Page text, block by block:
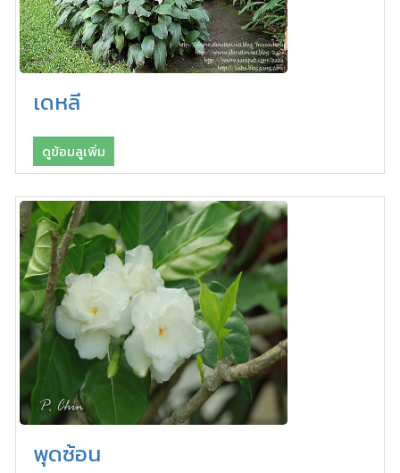
เดหลี
ดูข้อมลูเพิ่ม
พุดซ้อน